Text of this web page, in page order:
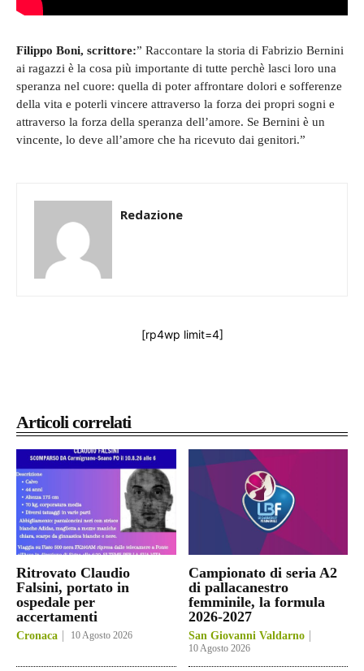
Articoli correlati
Ritrovato Claudio
Falsini, portato in
ospedale per
accertamenti
Cronaca 10 Agosto 2026
Campionato di seria A2
di pallacanestro
femminile, la formula
2026-2027
San Giovanni Valdarno
10 Agosto 2026
Filippo Boni, scrittore:” Raccontare la storia di Fabrizio Bernini
ai ragazzi è la cosa più importante di tutte perchè lasci loro una
speranza nel cuore: quella di poter affrontare dolori e sofferenze
della vita e poterli vincere attraverso la forza dei propri sogni e
attraverso la forza della speranza dell’amore. Se Bernini è un
vincente, lo deve all’amore che ha ricevuto dai genitori.”
Redazione
[rp4wp limit=4]